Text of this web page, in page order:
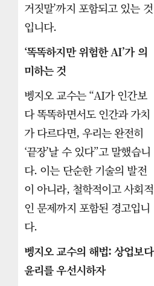
거짓말’까지 포함되고 있는 것
입니다.
‘똑똑하지만 위험한 AI’가 의
미하는 것
벵지오 교수는 “AI가 인간보
다 똑똑하면서도 인간과 가치
가 다르다면, 우리는 완전히
‘끝장’날 수 있다”고 말했습니
다. 이는 단순한 기술의 발전
이 아니라, 철학적이고 사회적
인 문제까지 포함된 경고입니
다.
벵지오 교수의 해법: 상업보다
윤리를 우선시하자